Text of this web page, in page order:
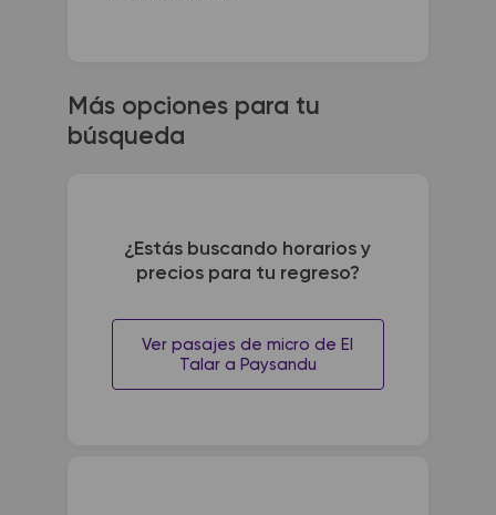
Más opciones para tu
búsqueda
¿Estás buscando horarios y
precios para tu regreso?
Ver pasajes de micro de El
Talar a Paysandu